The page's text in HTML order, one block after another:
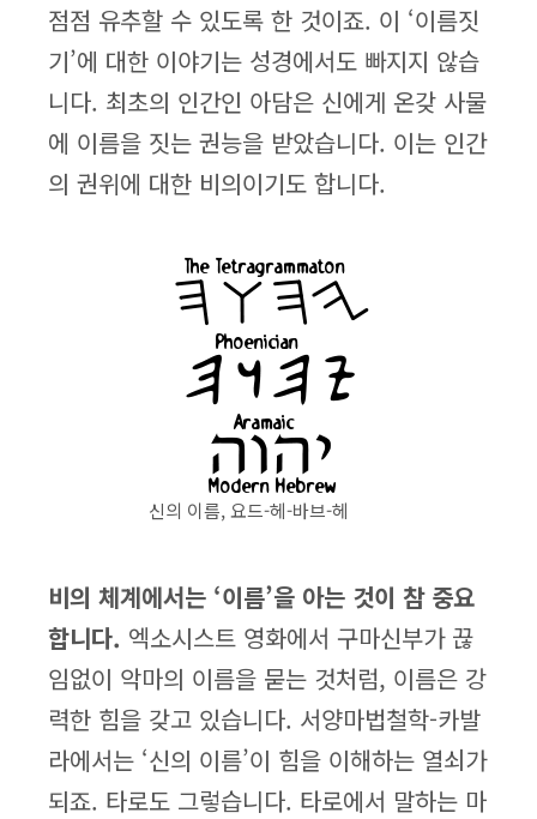
점점 유추할 수 있도록 한 것이죠. 이 ‘이름짓
기’에 대한 이야기는 성경에서도 빠지지 않습
니다. 최초의 인간인 아담은 신에게 온갖 사물
에 이름을 짓는 권능을 받았습니다. 이는 인간
의 권위에 대한 비의이기도 합니다.
신의 이름, 요드-헤-바브-헤
비의 체계에서는 ‘이름’을 아는 것이 참 중요
합니다. 엑소시스트 영화에서 구마신부가 끊
임없이 악마의 이름을 묻는 것처럼, 이름은 강
력한 힘을 갖고 있습니다. 서양마법철학-카발
라에서는 ‘신의 이름’이 힘을 이해하는 열쇠가
되죠. 타로도 그렇습니다. 타로에서 말하는 마